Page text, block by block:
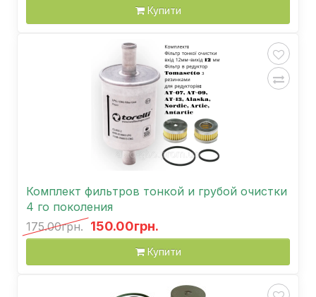
Купити
Комплект фильтров тонкой и грубой очистки
4 го поколения
175.00грн. 150.00грн.
Купити